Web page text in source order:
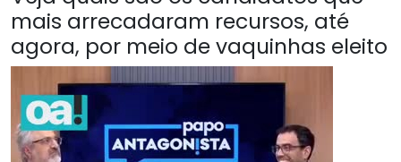
mais arrecadaram recursos, até
agora, por meio de vaquinhas eleito